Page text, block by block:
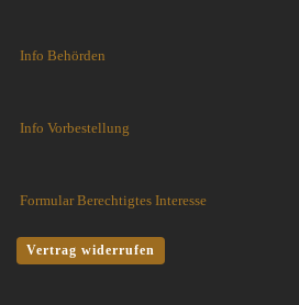
Info Behörden
Info Vorbestellung
Formular Berechtigtes Interesse
Vertrag widerrufen